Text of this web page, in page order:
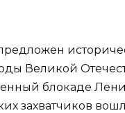
Великой
блокаде
захватчиков